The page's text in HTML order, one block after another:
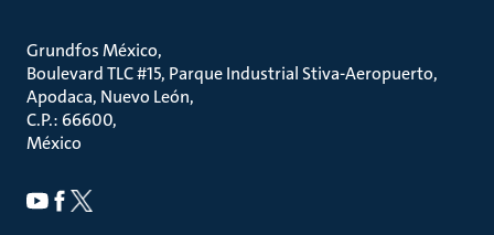
Grundfos México
Boulevard TLC #15, Parque Industrial Stiva-Aeropuerto,
Apodaca, Nuevo León
C.P.: 66600
México